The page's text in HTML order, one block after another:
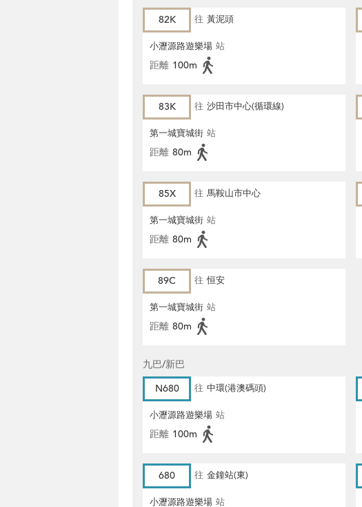
82K
往 黃泥頭
小瀝源路遊樂場 站
距離 100m
83K 往 沙田市中心(循環線)
第一城寶城街 站
距離 80m
85X 往 馬鞍山市中心
第一城寶城街 站
距離 80m
89C 往 恒安
第一城寶城街 站
距離 80m
九巴/新巴
N680
往 中環(港澳碼頭)
小瀝源路遊樂場 站
距離 100m
680 往 金鐘站(東)
小瀝源路遊樂場 站